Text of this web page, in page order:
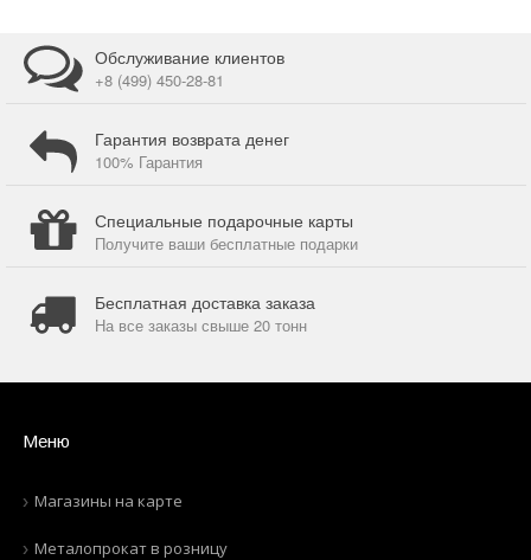
Обслуживание клиентов
+8 (499) 450-28-81
Гарантия возврата денег
100% Гарантия
Специальные подарочные карты
Получите ваши бесплатные подарки
Бесплатная доставка заказа
На все заказы свыше 20 тонн
Меню
Магазины на карте
Металопрокат в розницу